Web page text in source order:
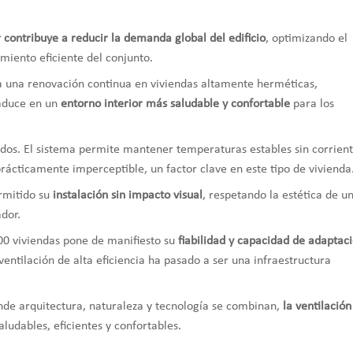
a reducir la demanda global del edificio, optimizando el
eficiente del conjunto.
renovación continua en viviendas altamente herméticas,
en un entorno interior más saludable y confortable para los
El sistema permite mantener temperaturas estables sin
imperceptible, un factor clave en este tipo de vivienda.
su instalación sin impacto visual , respetando la estética de
viviendas pone de manifiesto su fiabilidad y capacidad de
de alta eficiencia ha pasado a ser una infraestructura
arquitectura, naturaleza y tecnología se combinan, la ventilación
eficientes y confortables.